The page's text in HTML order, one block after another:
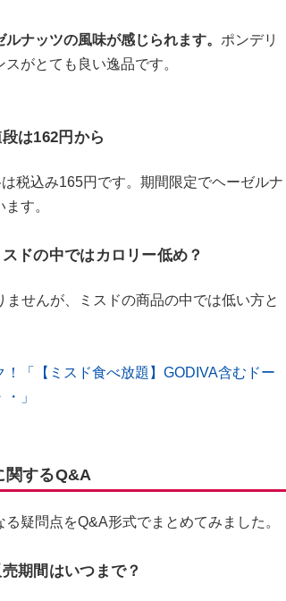
ナッツの風味が感じられます。 ポンデリ
がとても良い逸品です。
は162円から
税込み165円です。期間限定でヘーゼルナ
す。
ドの中ではカロリー低め？
せんが、ミスドの商品の中では低い方と
「【ミスド食べ放題】GODIVA含むドー
」
関するQ&A
疑問点をQ&A形式でまとめてみました。
期間はいつまで？